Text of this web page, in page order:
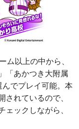
ム以上の中から、
「あかつき大附属
でプレイ可能。本
れているので、
ックしながら、